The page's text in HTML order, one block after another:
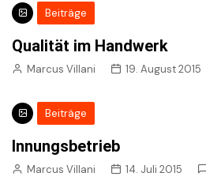
Beiträge
Qualität im Handwerk
Marcus Villani 19. August 2015
Beiträge
Innungsbetrieb
Marcus Villani 14. Juli 2015